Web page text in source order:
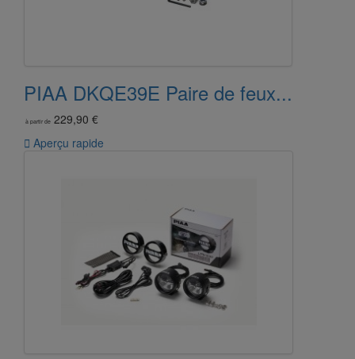
PIAA DKQE39E Paire de feux...
à partir de 229,90 €
 Aperçu rapide